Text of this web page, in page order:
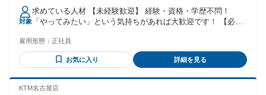
れる通勤・皆勤・家族手当金額：あり 全員に一律で支払われ
るその他手当金額：あり 【正社員】 月給：27万6380円～36
万円 （固定残業代20ｈ・34,380円～含む、超過分別途支給）
※経験・スキル・能力・知識により決定 ※月8日休みの場合は
く、やる気や取り組む姿勢など頑張りをしっかり評価、給与
に反映します。 平均5000円～1万円の基本給ＵＰ（月給）し
ています。 ■賞与あり 年2回（年2回/7月・12月※業績によ
る） - 【体験勤務（アルバイト期間）】 日給：11,000円～
対象
求めている人材 【未経験歓迎】 経験・資格・学歴不問！
「やってみたい」という気持ちがあれば大歓迎です！ 【必
めです】 ・未経験から手に職をつけたい方 ・将来も役立つ技
術を身につけたい方 ・機械や電気、現場作業に興味がある方
・コツコツ技術を身につけることが好きな方 ・安定した環境
雇用形態： 正社員
お気に入り 詳細を見る
KTM名古屋店